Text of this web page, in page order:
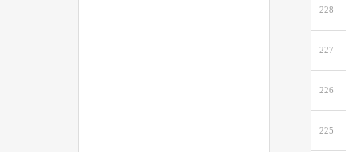
228
227
226
225